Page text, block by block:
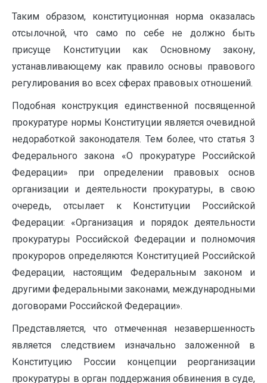
Таким образом, конституционная норма оказалась
отсылочной, что само по себе не должно быть
присуще Конституции как Основному закону,
устанавливающему как правило основы правового
регулирования во всех сферах правовых отношений.
Подобная конструкция единственной посвященной
прокуратуре нормы Конституции является очевидной
недоработкой законодателя. Тем более, что статья 3
Федерального закона «О прокуратуре Российской
Федерации» при определении правовых основ
организации и деятельности прокуратуры, в свою
очередь, отсылает к Конституции Российской
Федерации: «Организация и порядок деятельности
прокуратуры Российской Федерации и полномочия
прокуроров определяются Конституцией Российской
Федерации, настоящим Федеральным законом и
другими федеральными законами, международными
договорами Российской Федерации».
Представляется, что отмеченная незавершенность
является следствием изначально заложенной в
Конституцию России концепции реорганизации
прокуратуры в орган поддержания обвинения в суде,